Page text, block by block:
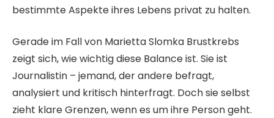
bestimmte Aspekte ihres Lebens privat zu halten.
Gerade im Fall von Marietta Slomka Brustkrebs
zeigt sich, wie wichtig diese Balance ist. Sie ist
Journalistin – jemand, der andere befragt,
analysiert und kritisch hinterfragt. Doch sie selbst
zieht klare Grenzen, wenn es um ihre Person geht.